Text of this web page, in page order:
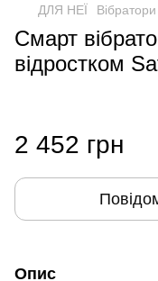
ДЛЯ НЕЇ Вібратори
Смарт
відростком
2 452 грн
Опис